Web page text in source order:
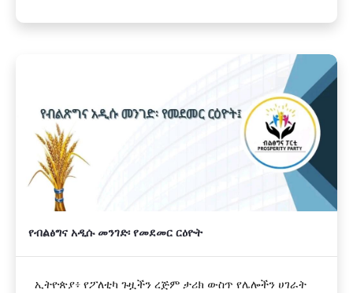
የብልፅግና አዲሱ መንገድ፡ የመደመር ርዕዮት
ኢትዮጵያ፥ የፖለቲካ ጉዟችን ረጅም ታሪክ ውስጥ የሌሎችን ሀገራት